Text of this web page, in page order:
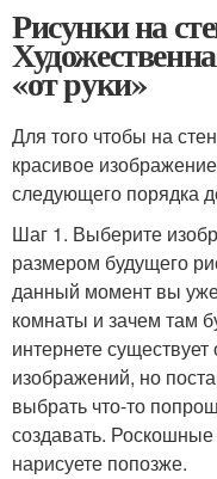
Рисунки на
«от руки»
Для того чтобы на
красивое
следующего порядка
Шаг 1. Выберите
размером будущего
данный момент вы уже
комнаты и зачем там
интернете
изображений, но
выбрать что-то
создавать.
нарисуете попозже.